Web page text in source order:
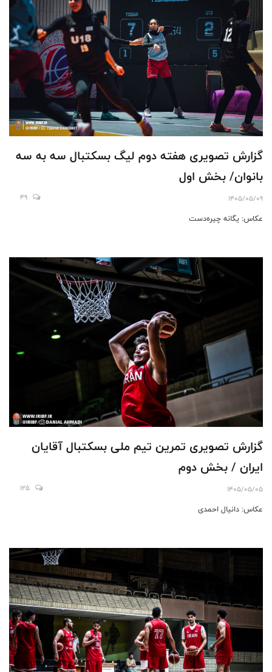
گزارش تصویری هفته دوم لیگ بسکتبال سه به سه
بانوان/ بخش اول
1405/05/09
49
عکاس: یگانه چیره‌دست
گزارش تصویری تمرین تیم ملی بسکتبال آقایان
ایران / بخش دوم
1405/05/05
125
عکاس: دانیال احمدی